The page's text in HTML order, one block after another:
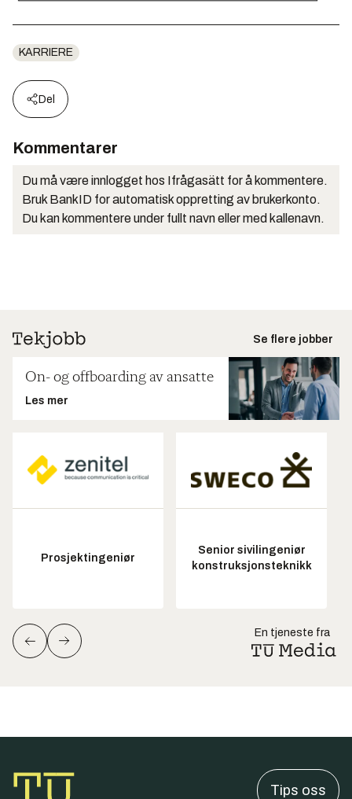
KARRIERE
Del
Kommentarer
Du må være innlogget hos Ifrågasätt for å kommentere.
Bruk BankID for automatisk oppretting av brukerkonto.
Du kan kommentere under fullt navn eller med kallenavn.
Se flere jobber
On- og offboarding av ansatte
Les mer
Prosjektingeniør
Senior sivilingeniør
konstruksjonsteknikk
En tjeneste fra
Tips oss